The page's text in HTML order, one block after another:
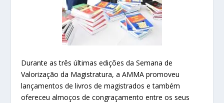
Durante as três últimas edições da Semana de
Valorização da Magistratura, a AMMA promoveu
lançamentos de livros de magistrados e também
ofereceu almoços de congraçamento entre os seus